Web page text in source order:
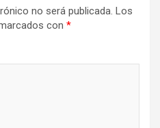
no será publicada. Los
con *